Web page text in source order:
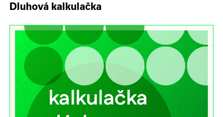
Dluhová kalkulačka